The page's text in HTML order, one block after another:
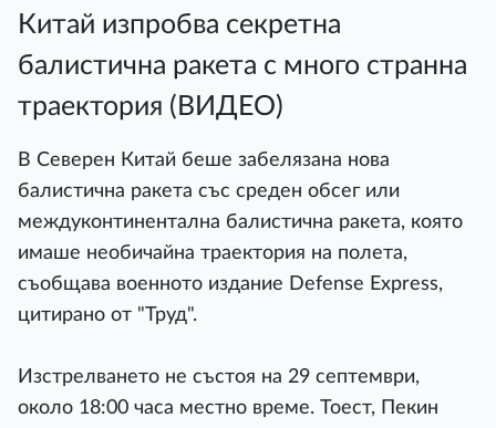
Китай изпробва секретна
балистична ракета с много странна
траектория (ВИДЕО)
В Северен Китай беше забелязана нова
балистична ракета със среден обсег или
междуконтинентална балистична ракета, която
имаше необичайна траектория на полета,
съобщава военното издание Defense Express,
цитирано от "Труд".
Изстрелването не състоя на 29 септември,
около 18:00 часа местно време. Тоест, Пекин